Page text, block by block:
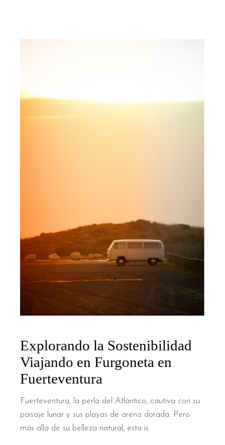
Explorando la Sostenibilidad
Viajando en Furgoneta en
Fuerteventura
Fuerteventura, la perla del Atlántico, cautiva con su
paisaje lunar y sus playas de arena dorada. Pero
más allá de su belleza natural, esta is